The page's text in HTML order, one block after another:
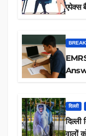
एपेक्स
दिल्ली
दिल्ली